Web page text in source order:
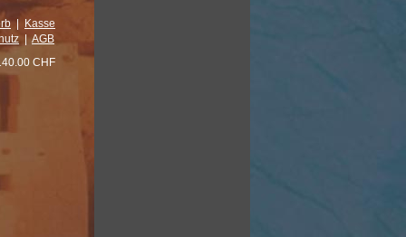
|
Kasse
|AGB
CHF